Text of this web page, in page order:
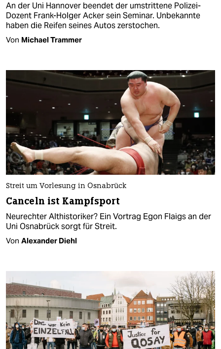
An der Uni Hannover beendet der umstrittene Polizei-
Dozent Frank-Holger Acker sein Seminar. Unbekannte
haben die Reifen seines Autos zerstochen.
Von Michael Trammer
Streit um Vorlesung in Osnabrück
Canceln ist Kampfsport
Neurechter Althistoriker? Ein Vortrag Egon Flaigs an der
Uni Osnabrück sorgt für Streit.
Von Alexander Diehl